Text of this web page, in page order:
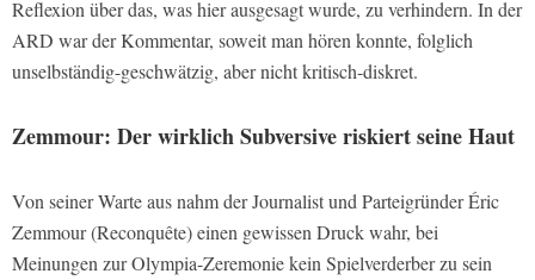
Reflexion über das, was hier ausgesagt wurde, zu verhindern. In der
ARD war der Kommentar, soweit man hören konnte, folglich
unselbständig-geschwätzig, aber nicht kritisch-diskret.
Zemmour: Der wirklich Subversive riskiert seine Haut
Von seiner Warte aus nahm der Journalist und Parteigründer Éric
Zemmour (Reconquête) einen gewissen Druck wahr, bei
Meinungen zur Olympia-Zeremonie kein Spielverderber zu sein